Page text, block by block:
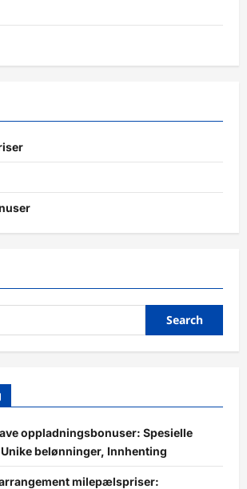
oppladningsbonuser: Spesielle
belønninger, Innhenting
milepælspriser: